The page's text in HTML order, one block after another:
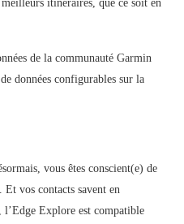
itinéraires, que ce soit en
de la communauté Garmin
données configurables sur la
vous êtes conscient(e) de
Et vos contacts savent en
l’Edge Explore est compatible